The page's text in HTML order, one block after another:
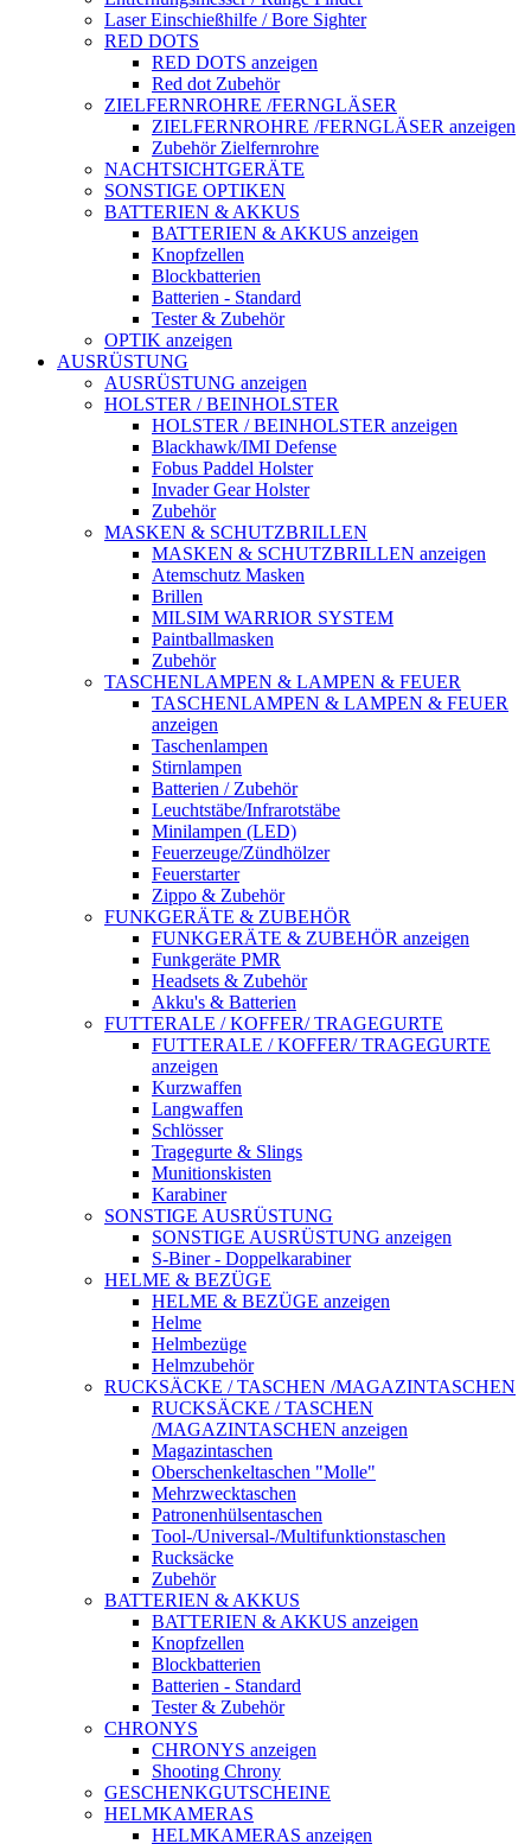
Laser Einschießhilfe / Bore Sighter
RED DOTS
RED DOTS anzeigen
Red dot Zubehör
ZIELFERNROHRE /FERNGLÄSER
ZIELFERNROHRE /FERNGLÄSER anzeigen
Zubehör Zielfernrohre
NACHTSICHTGERÄTE
SONSTIGE OPTIKEN
BATTERIEN & AKKUS
BATTERIEN & AKKUS anzeigen
Knopfzellen
Blockbatterien
Batterien - Standard
Tester & Zubehör
OPTIK anzeigen
AUSRÜSTUNG
AUSRÜSTUNG anzeigen
HOLSTER / BEINHOLSTER
HOLSTER / BEINHOLSTER anzeigen
Blackhawk/IMI Defense
Fobus Paddel Holster
Invader Gear Holster
Zubehör
MASKEN & SCHUTZBRILLEN
MASKEN & SCHUTZBRILLEN anzeigen
Atemschutz Masken
Brillen
MILSIM WARRIOR SYSTEM
Paintballmasken
Zubehör
TASCHENLAMPEN & LAMPEN & FEUER
TASCHENLAMPEN & LAMPEN & FEUER
anzeigen
Taschenlampen
Stirnlampen
Batterien / Zubehör
Leuchtstäbe/Infrarotstäbe
Minilampen (LED)
Feuerzeuge/Zündhölzer
Feuerstarter
Zippo & Zubehör
FUNKGERÄTE & ZUBEHÖR
FUNKGERÄTE & ZUBEHÖR anzeigen
Funkgeräte PMR
Headsets & Zubehör
Akku's & Batterien
FUTTERALE / KOFFER/ TRAGEGURTE
FUTTERALE / KOFFER/ TRAGEGURTE
anzeigen
Kurzwaffen
Langwaffen
Schlösser
Tragegurte & Slings
Munitionskisten
Karabiner
SONSTIGE AUSRÜSTUNG
SONSTIGE AUSRÜSTUNG anzeigen
S-Biner - Doppelkarabiner
HELME & BEZÜGE
HELME & BEZÜGE anzeigen
Helme
Helmbezüge
Helmzubehör
RUCKSÄCKE / TASCHEN /MAGAZINTASCHEN
RUCKSÄCKE / TASCHEN
/MAGAZINTASCHEN anzeigen
Magazintaschen
Oberschenkeltaschen "Molle"
Mehrzwecktaschen
Patronenhülsentaschen
Tool-/Universal-/Multifunktionstaschen
Rucksäcke
Zubehör
BATTERIEN & AKKUS
BATTERIEN & AKKUS anzeigen
Knopfzellen
Blockbatterien
Batterien - Standard
Tester & Zubehör
CHRONYS
CHRONYS anzeigen
Shooting Chrony
GESCHENKGUTSCHEINE
HELMKAMERAS
HELMKAMERAS anzeigen